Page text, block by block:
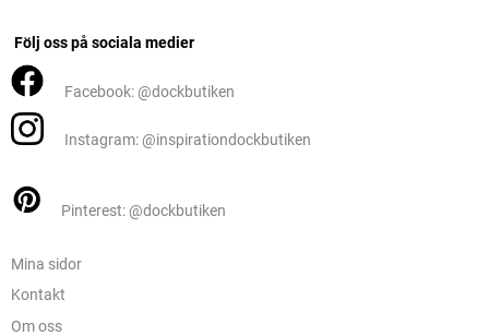
Följ oss på sociala medier
Facebook: @dockbutiken
Instagram: @inspirationdockbutiken
Pinterest: @dockbutiken
Mina sidor
Kontakt
Om oss